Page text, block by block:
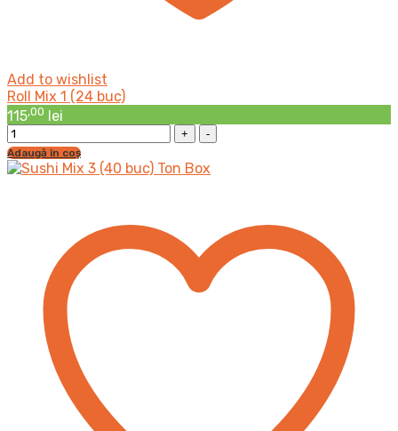
Add to wishlist
Roll Mix 1 (24 buc)
115,00
lei
Roll
Mix
1
Adaugă în coș